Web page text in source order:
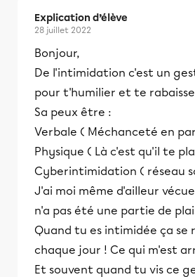
Explication d’élève
28 juillet 2022
Bonjour,
De l'intimidation c'est un
pour t'humilier et te
Sa peux être :
Verbale ( Méchanceté en
Physique ( Là c'est qu'il te
Cyberintimidation ( réseau
J'ai moi même d'ailleur
n'a pas été une partie de
Quand tu es intimidée ça
chaque jour ! Ce qui m'est
Et souvent quand tu vis ce